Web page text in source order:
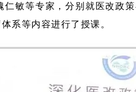
敏等专家，分别就医改政
系等内容进行了授课。